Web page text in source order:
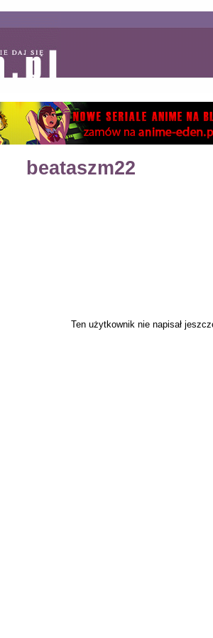
beataszm22
Ten użytkownik nie napisał